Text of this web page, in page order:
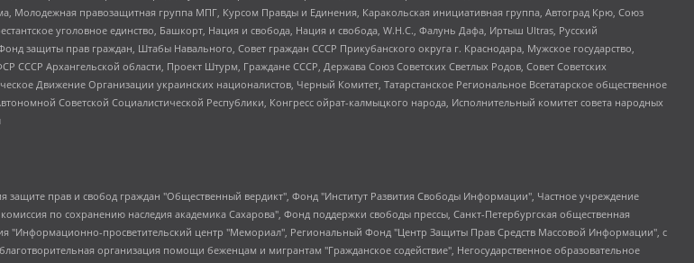
Молодежная правозащитная группа МПГ, Курсом Правды и Единения, Каракольская инициативная группа, Автоград Крю, Союз
уголовное единство, Башкорт, Нация и свобода, Нация и свобода, W.H.С., Фалунь Дафа, Иртыш Ultras, Русский
защиты прав граждан, Штабы Навального, Совет граждан СССР Прикубанского округа г. Краснодара, Мужское государство,
Архангельской области, Проект Штурм, Граждане СССР, Держава Союз Советских Светлых Родов, Совет Советских
Движение Организации украинских националистов, Черный Комитет, Татарстанское Региональное Всетатарское общественное
Советской Социалистической Республики, Конгресс ойрат-калмыцкого народа, Исполнительный комитет совета народных
Долинина Ирина Николаевна, Мароховская Алеся Алексеевна, Шлейнов Роман Юрьевич, Шмагун Олеся Валентиновна, Общество с ограниченной ответственностью "Альтаир 2021", Общество с ограниченной ответственностью "Вега 2021", Общество с ограниченной ответственностью "Главный редактор 2021", Общество с ограниченной ответственностью "Ромашки монолит", Важенков Артем Валерьевич, Ивановская областная общественная организация "Центр гендерных исследований", Гурман Юрий Альбертович, Медиапроект "ОВД-Инфо", Егоров Владимир Владимирович, Жилинский Владимир Александрович, Общество с ограниченной ответственностью "ЗП", Иванова София Юрьевна, Карезина Инна Павловна, Кильтау Екатерина Викторовна, Петров Алексей Викторович, Пискунов Сергей Евгеньевич, Смирнов Сергей Сергеевич, Тихонов Михаил Сергеевич, Общество с ограниченной ответственностью "ЖУРНАЛИСТ-ИНОСТРАННЫЙ АГЕНТ", Арапова Галина Юрьевна, Вольтская Татьяна Анатольевна, Американская компания "Mason G.E.S. Anonymous Foundation" (США), являющаяся владельцем интернет-издания https://mnews.world/, Компания "Stichting Bellingcat", зарегистрированная в Нидерландах (дата регистрации 11.07.2018), Захаров Андрей Вячеславович, Клепиковская Екатерина Дмитриевна, Общество с ограниченной ответственностью "МЕМО", Перл Роман Александрович, Симонов Евгений Алексеевич, Соловьева Елена Анатольевна, Сотников Даниил Владимирович, Сурначева Елизавета Дмитриевна, Автономная некоммерческая организация по защите прав человека и информированию населения "Якутия – Наше Мнение", Общество с ограниченной ответственностью "Москоу диджитал медиа", с 26.01.2023 Общество с ограниченной ответственностью "Чайка Белые сады", Ветошкина Валерия Валерьевна, Заговора Максим Александрович, Межрегиональное общественное движение "Российская ЛГБТ - сеть", Оленичев Максим Владимирович, Павлов Иван Юрьевич, Скворцова Елена Сергеевна, Общество с ограниченной ответственностью "Как бы инагент", Кочетков Игорь Викторович, Общество с ограниченной ответственностью "Честные выборы", Еланчик Олег Александрович, Общество с ограниченной ответственностью "Нобелевский призыв", Гималова Регина Эмилевна, Григорьев Андрей Валерьевич, Григорьева Алина Александровна, Ассоциация по содействию защите прав призывников, альтернативнослужащих и военнослужащих "Правозащитная группа "Гражданин.Армия.Право", Хисамова Регина Фаритовна, Автономная некоммерческая организация по реализации социально-правовых программ "Лилит", Дальневосточное общественное движение "Маяк", Санкт-Петербургская ЛГБТ-инициативная группа "Выход", Инициативная группа ЛГБТ+ "Реверс", Алексеев Андрей Викторович, Бекбулатова Таисия Львовна, Беляев Иван Михайлович, Владыкина Елена Сергеевна, Гельман Марат Александрович, Никульшина Вероника Юрьевна, Толоконникова Надежда Андреевна, Шендерович Виктор Анатольевич, Общество с ограниченной ответственностью "Данное сообщение", Общество с ограниченной ответственностью Издательский дом "Новая глава", Айнбиндер Александра Александровна, Московский комьюнити-центр для ЛГБТ+инициатив, Благотворительный фонд развития филантропии, Deutsche Welle (Германия, Kurt-Schumacher-Strasse 3, 53113 Bonn), Борзунова Мария Михайловна, Воробьев Виктор Викторович, Голубева Анна Львовна, Константинова Алла Михайловна, Малкова Ирина Владимировна, Мурадов Мурад Абдулгалимович, Осетинская Елизавета Николаевна, Понасенков Евгений Николаевич, Ганапольский Матвей Юрьевич, Киселев Евгений Алексеевич, Борухович Ирина Григорьевна, Дремин Иван Тимофеевич, Дубровский Дмитрий Викторович, Красноярская региональная общественная организация поддержки и развития альтернативных образовательных технологий и межкультурных коммуникаций "ИНТЕРРА", Маяковская Екатерина Алексеевна, Фейгин Марк Захарович, Филимонов Андрей Викторович, Дзугкоева Регина Николаевна, Доброхотов Роман Александрович, Дудь Юрий Александрович, Елкин Сергей Владимирович, Кругликов Кирилл Игоревич, Сабунаева Мария Леонидовна, Семенов Алексей Владимирович, Шаинян Карен Багратович, Шульман Екатерина Михайловна, Асафьев Артур Валерьевич, Вахштайн Виктор Семенович, Венедиктов Алексей Алексеевич, Лушникова Екатерина Евгеньевна, Волков Леонид Михайлович, Невзоров Александр Глебович, Пархоменко Сергей Борисович, Сироткин Ярослав Николаевич, Кара-Мурза Владимир Владимирович, Баранова Наталья Владимировна, Гозман Леонид Яковлевич, Кагарлицкий Борис Юльевич, Климарев Михаил Валерьевич, Милов Владимир Станиславович, Автономная некоммерческая организация Краснодарский центр современного искусства "Типография", Моргенштерн Алишер Тагирович, Соболь Любовь Эдуардовна, Общество с ограниченной ответственностью "ЛИЗА НОРМ", Каспаров Гарри Кимович, Ходорковский Михаил Борисович, Общество с ограниченной ответственностью "Апрельские тезисы", Данилович Ирина Брониславовна, Кашин Олег Владимирович, Петров Николай Владимирович, Пивоваров Алексей Владимирович, Соколов Михаил Владимирович, Цветкова Юлия Владимировна, Чичваркин Евгений Александрович, Комитет против пыток/Команда против пыток, Общество с ограниченной ответственностью "Первый научный", Общество с ограниченной ответственностью "Вертолет и ко", Белоцерковская Вероника Борисовна, Кац Максим Евгеньевич, Лазарева Татьяна Юрьевна, Шаведдинов Руслан Табризович, Яшин Илья Валерьевич, Общество с ограниченной ответственностью "Иноагент ААВ", Алешковский Дмитрий Петрович, Альбац Евгения Марковна, Быков Дмитрий Львович, Галямина Юлия Евгеньевна, Лойко Сергей Леонидович, Мартынов Кирилл Константинович, Медведев Сергей Александрович, Крашенинников Федор Геннадиевич, Гордеева Катерина Вл